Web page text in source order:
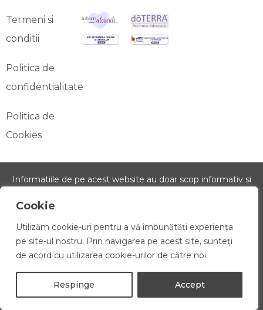
Cookie
Utilizăm cookie-uri pentru a vă îmbunătăți experiența
pe site-ul nostru. Prin navigarea pe acest site, sunteți
de acord cu utilizarea cookie-urilor de către noi.
Respinge Accept
Termeni si
conditii
Politica de
confidentialitate
Politica de
Cookies
Informatiile de pe acest website au doar scop informativ si
consultul medical de specialitate. Informatiile oferite se
bazeaza pe literatura de specialitate si experiente personale.
Aceste informatii nu au fost evaluate de catre FDA sau
Ministerul Sanatatii si nu au scopul de a diagnostica, trata,
medicale, consultati-va doctorul!